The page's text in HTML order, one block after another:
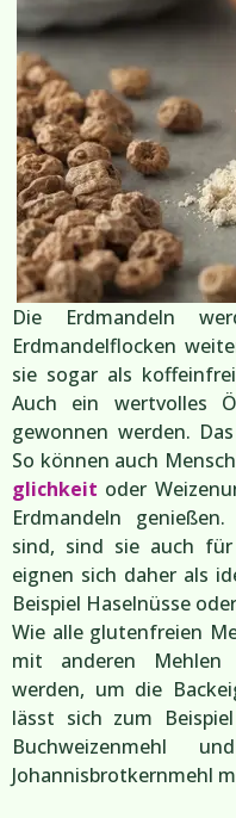
Die Erdmandeln
Erdmandelflocken
sie sogar als
Auch ein wertvolles
gewonnen werden.
So können auch
glichkeit oder
Erdmandeln
sind, sind sie auch für
eignen sich daher als
Beispiel Haselnüsse
Wie alle glutenfreien
mit anderen Mehlen
werden, um die
lässt sich zum
Buchweizenmehl
Johannisbrotkernmehl